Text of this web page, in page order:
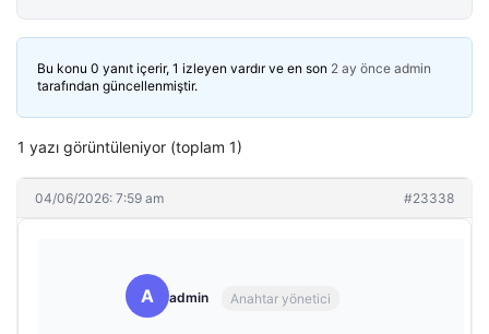
Bu konu 0 yanıt içerir, 1 izleyen vardır ve en son 2 ay önce admin
tarafından güncellenmiştir.
1 yazı görüntüleniyor (toplam 1)
04/06/2026: 7:59 am #23338
A admin Anahtar yönetici